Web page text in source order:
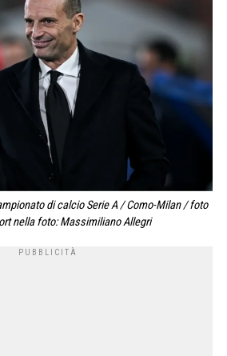
di calcio Serie A / Como-Milan / foto
nella foto: Massimiliano Allegri